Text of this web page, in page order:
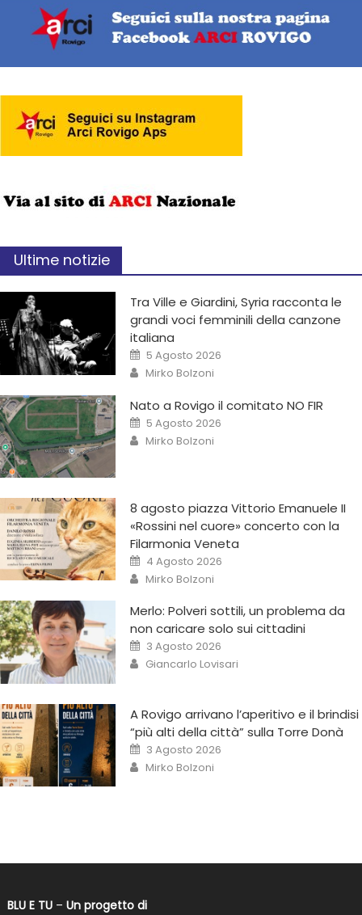
Ultime notizie
Tra Ville e Giardini, Syria racconta le
grandi voci femminili della canzone
italiana
5 Agosto 2026
Mirko Bolzoni
Nato a Rovigo il comitato NO FIR
5 Agosto 2026
Mirko Bolzoni
8 agosto piazza Vittorio Emanuele II
«Rossini nel cuore» concerto con la
Filarmonia Veneta
4 Agosto 2026
Mirko Bolzoni
Merlo: Polveri sottili, un problema da
non caricare solo sui cittadini
3 Agosto 2026
Giancarlo Lovisari
A Rovigo arrivano l’aperitivo e il brindisi
“più alti della città” sulla Torre Donà
3 Agosto 2026
Mirko Bolzoni
BLU E TU– Un progetto di